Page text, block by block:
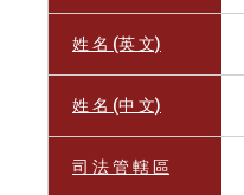
姓 名 (英 文)
姓 名 (中 文)
司 法 管 轄 區